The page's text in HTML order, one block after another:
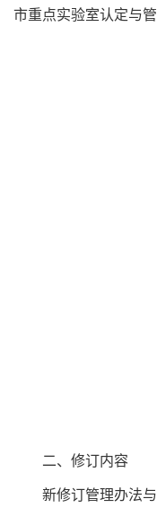
市重点实验室认定与
二、修订内容
新修订管理办法与